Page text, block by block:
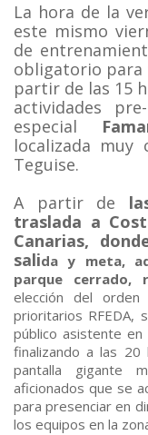
La hora de la
este mismo
de
obligatorio
partir de las 15
actividades
especial
localizada muy
Teguise.
A partir de
traslada a
Canarias,
salida y meta,
parque cerrado,
elección del
prioritarios RFEDA,
público asistente
finalizando a las 20
pantalla gigante
aficionados que se
para presenciar en
los equipos en la